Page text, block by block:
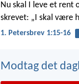
Nu skal I leve et rent
skrevet: „I skal være
1. Petersbrev 1:15-16
Modtag det